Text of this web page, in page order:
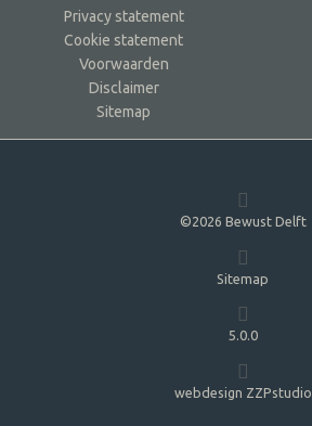
Privacy statement
Cookie statement
Voorwaarden
Disclaimer
Sitemap
©2026 Bewust Delft
Sitemap
5.0.0
webdesign ZZPstudio